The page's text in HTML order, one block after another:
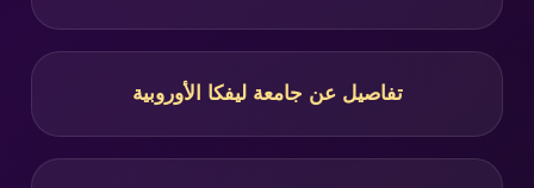
تفاصيل عن جامعة ليفكا الأوروبية